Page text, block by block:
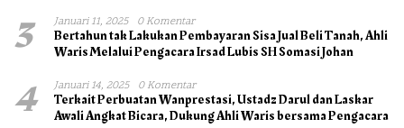
3 Januari 11, 2025 0 Komentar
Bertahun tak Lakukan Pembayaran Sisa Jual Beli Tanah, Ahli
Waris Melalui Pengacara Irsad Lubis SH Somasi Johan
4 Januari 14, 2025 0 Komentar
Terkait Perbuatan Wanprestasi, Ustadz Darul dan Laskar
Awali Angkat Bicara, Dukung Ahli Waris bersama Pengacara